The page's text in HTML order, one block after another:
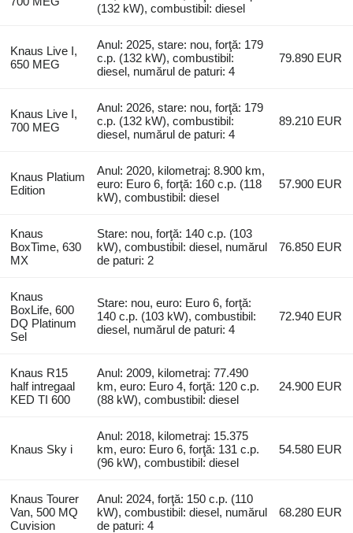
(132 kW), combustibil: diesel
Knaus Live I,
650 MEG
Anul: 2025, stare: nou, forţă: 179
c.p. (132 kW), combustibil:
diesel, numărul de paturi: 4
79.890 EUR
Knaus Live I,
700 MEG
Anul: 2026, stare: nou, forţă: 179
c.p. (132 kW), combustibil:
diesel, numărul de paturi: 4
89.210 EUR
Knaus Platium
Edition
Anul: 2020, kilometraj: 8.900 km,
euro: Euro 6, forţă: 160 c.p. (118
kW), combustibil: diesel
57.900 EUR
Knaus
BoxTime, 630
MX
Stare: nou, forţă: 140 c.p. (103
kW), combustibil: diesel, numărul
de paturi: 2
76.850 EUR
Knaus
BoxLife, 600
DQ Platinum
Sel
Stare: nou, euro: Euro 6, forţă:
140 c.p. (103 kW), combustibil:
diesel, numărul de paturi: 4
72.940 EUR
Knaus R15
half intregaal
KED TI 600
Anul: 2009, kilometraj: 77.490
km, euro: Euro 4, forţă: 120 c.p.
(88 kW), combustibil: diesel
24.900 EUR
Knaus Sky i
Anul: 2018, kilometraj: 15.375
km, euro: Euro 6, forţă: 131 c.p.
(96 kW), combustibil: diesel
54.580 EUR
Knaus Tourer
Van, 500 MQ
Cuvision
Anul: 2024, forţă: 150 c.p. (110
kW), combustibil: diesel, numărul
de paturi: 4
68.280 EUR